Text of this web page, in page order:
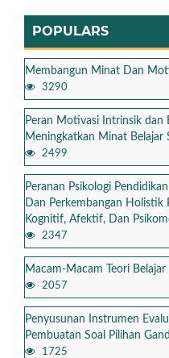
POPULARS
Membangun Minat Dan
3290
Peran Motivasi Intrinsik dan
Meningkatkan Minat Belajar
2499
Peranan Psikologi
Dan Perkembangan Holistik
Kognitif, Afektif, Dan
2347
Macam-Macam Teori Belajar
2057
Penyusunan Instrumen
Pembuatan Soal Pilihan
1725